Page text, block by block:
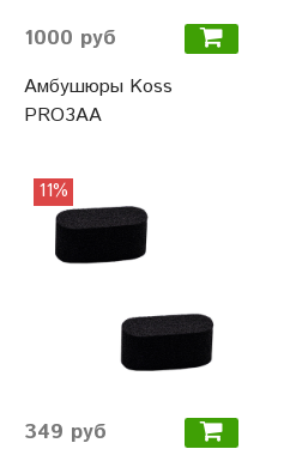
1000 руб
Амбушюры Koss
PRO3AA
11%
349 руб